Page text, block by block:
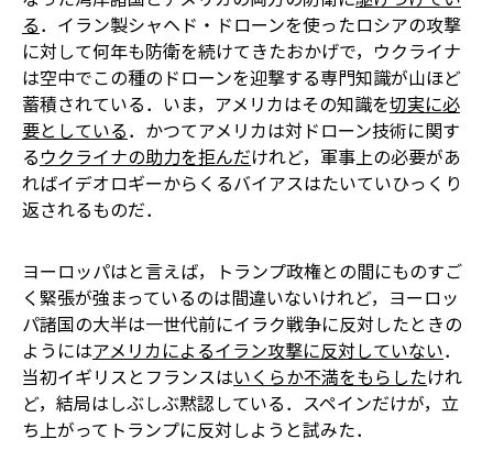
る．イラン製シャヘド・ドローンを使ったロシアの攻撃
に対して何年も防衛を続けてきたおかげで，ウクライナ
は空中でこの種のドローンを迎撃する専門知識が山ほど
蓄積されている．いま，アメリカはその知識を切実に必
要としている．かつてアメリカは対ドローン技術に関す
るウクライナの助力を拒んだけれど，軍事上の必要があ
ればイデオロギーからくるバイアスはたいていひっくり
返されるものだ．
ヨーロッパはと言えば，トランプ政権との間にものすご
く緊張が強まっているのは間違いないけれど，ヨーロッ
パ諸国の大半は一世代前にイラク戦争に反対したときの
ようにはアメリカによるイラン攻撃に反対していない．
当初イギリスとフランスはいくらか不満をもらしたけれ
ど，結局はしぶしぶ黙認している．スペインだけが，立
ち上がってトランプに反対しようと試みた．